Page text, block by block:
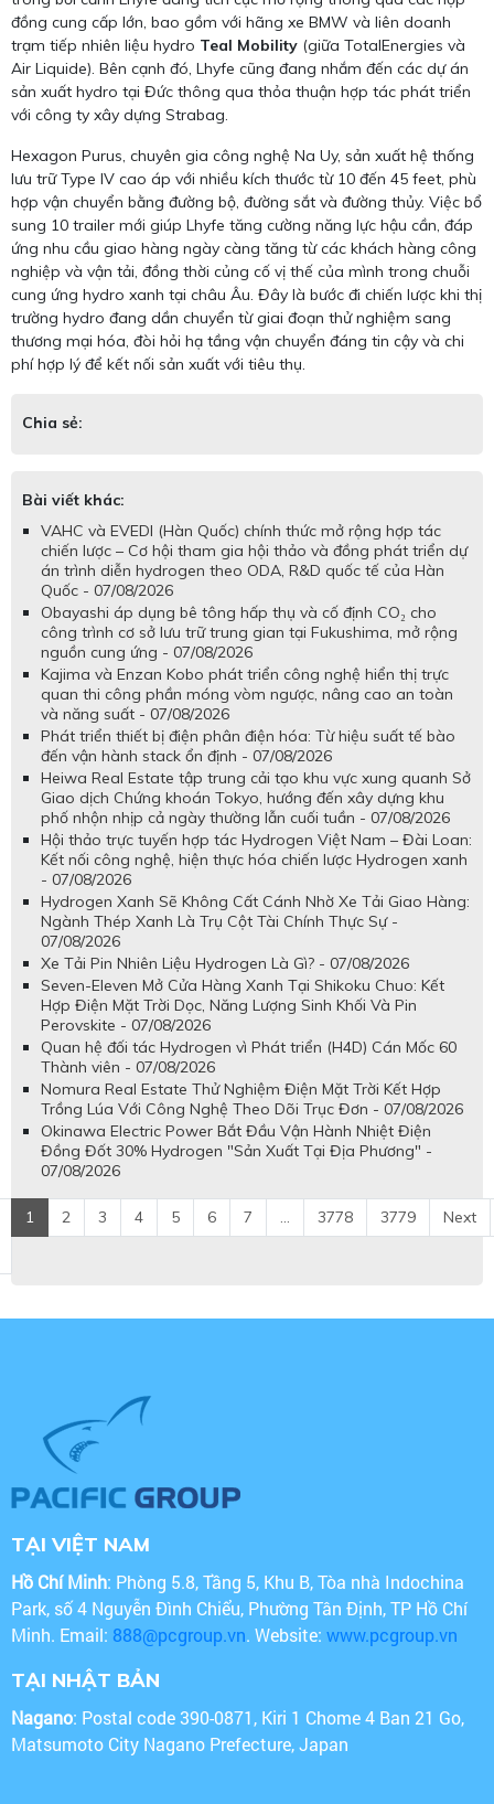
đồng cung cấp lớn, bao gồm với hãng xe BMW và liên doanh
trạm tiếp nhiên liệu hydro Teal Mobility (giữa TotalEnergies và
Air Liquide). Bên cạnh đó, Lhyfe cũng đang nhắm đến các dự án
sản xuất hydro tại Đức thông qua thỏa thuận hợp tác phát triển
với công ty xây dựng Strabag.
Hexagon Purus, chuyên gia công nghệ Na Uy, sản xuất hệ thống
lưu trữ Type IV cao áp với nhiều kích thước từ 10 đến 45 feet, phù
hợp vận chuyển bằng đường bộ, đường sắt và đường thủy. Việc bổ
sung 10 trailer mới giúp Lhyfe tăng cường năng lực hậu cần, đáp
ứng nhu cầu giao hàng ngày càng tăng từ các khách hàng công
nghiệp và vận tải, đồng thời củng cố vị thế của mình trong chuỗi
cung ứng hydro xanh tại châu Âu. Đây là bước đi chiến lược khi thị
trường hydro đang dần chuyển từ giai đoạn thử nghiệm sang
thương mại hóa, đòi hỏi hạ tầng vận chuyển đáng tin cậy và chi
phí hợp lý để kết nối sản xuất với tiêu thụ.
Chia sẻ:
Bài viết khác:
VAHC và EVEDI (Hàn Quốc) chính thức mở rộng hợp tác
chiến lược – Cơ hội tham gia hội thảo và đồng phát triển dự
án trình diễn hydrogen theo ODA, R&D quốc tế của Hàn
Quốc - 07/08/2026
Obayashi áp dụng bê tông hấp thụ và cố định CO₂ cho
công trình cơ sở lưu trữ trung gian tại Fukushima, mở rộng
nguồn cung ứng - 07/08/2026
Kajima và Enzan Kobo phát triển công nghệ hiển thị trực
quan thi công phần móng vòm ngược, nâng cao an toàn
và năng suất - 07/08/2026
Phát triển thiết bị điện phân điện hóa: Từ hiệu suất tế bào
đến vận hành stack ổn định - 07/08/2026
Heiwa Real Estate tập trung cải tạo khu vực xung quanh Sở
Giao dịch Chứng khoán Tokyo, hướng đến xây dựng khu
phố nhộn nhịp cả ngày thường lẫn cuối tuần - 07/08/2026
Hội thảo trực tuyến hợp tác Hydrogen Việt Nam – Đài Loan:
Kết nối công nghệ, hiện thực hóa chiến lược Hydrogen xanh
- 07/08/2026
Hydrogen Xanh Sẽ Không Cất Cánh Nhờ Xe Tải Giao Hàng:
Ngành Thép Xanh Là Trụ Cột Tài Chính Thực Sự -
07/08/2026
Xe Tải Pin Nhiên Liệu Hydrogen Là Gì? - 07/08/2026
Seven-Eleven Mở Cửa Hàng Xanh Tại Shikoku Chuo: Kết
Hợp Điện Mặt Trời Dọc, Năng Lượng Sinh Khối Và Pin
Perovskite - 07/08/2026
Quan hệ đối tác Hydrogen vì Phát triển (H4D) Cán Mốc 60
Thành viên - 07/08/2026
Nomura Real Estate Thử Nghiệm Điện Mặt Trời Kết Hợp
Trồng Lúa Với Công Nghệ Theo Dõi Trục Đơn - 07/08/2026
Okinawa Electric Power Bắt Đầu Vận Hành Nhiệt Điện
Đồng Đốt 30% Hydrogen "Sản Xuất Tại Địa Phương" -
07/08/2026
1 2 3 4 5 6 7 ... 3778 3779 Next
TẠI VIỆT NAM
Hồ Chí Minh: Phòng 5.8, Tầng 5, Khu B, Tòa nhà Indochina
Park, số 4 Nguyễn Đình Chiểu, Phường Tân Định, TP Hồ Chí
Minh. Email: 888@pcgroup.vn. Website: www.pcgroup.vn
TẠI NHẬT BẢN
Nagano: Postal code 390-0871, Kiri 1 Chome 4 Ban 21 Go,
Matsumoto City Nagano Prefecture, Japan